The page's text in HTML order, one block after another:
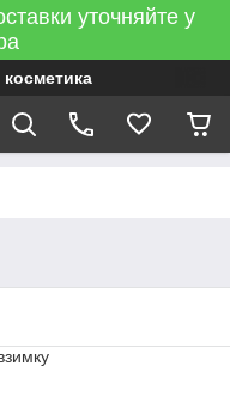
уточняйте у
косметика